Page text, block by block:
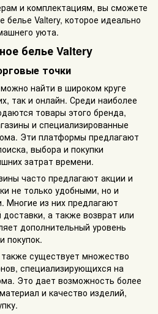
и комплектациям, вы сможете
белье Valtery, которое идеально
уюта.
белье Valtery
точки
найти в широком круге
так и онлайн. Среди наиболее
товары этого бренда,
и специализированные
Эти платформы предлагают
выбора и покупки
затрат времени.
часто предлагают акции и
не только удобными, но и
Многие из них предлагают
а также возврат или
дополнительный уровень
покупок.
существует множество
специализирующихся на
Это дает возможность более
и качество изделий,